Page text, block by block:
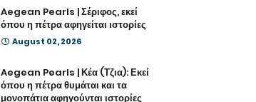
Aegean Pearls | Σέριφος, εκεί
όπου η πέτρα αφηγείται ιστορίες
August 02, 2026
Aegean Pearls | Κέα (Τζια): Εκεί
όπου η πέτρα θυμάται και τα
μονοπάτια αφηγούνται ιστορίες